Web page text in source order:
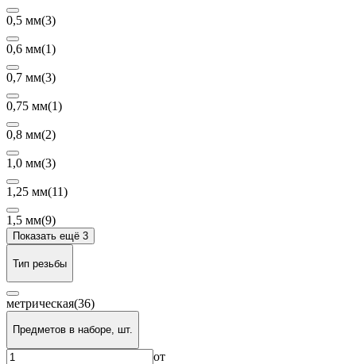
0,5 мм(3)
0,6 мм(1)
0,7 мм(3)
0,75 мм(1)
0,8 мм(2)
1,0 мм(3)
1,25 мм(11)
1,5 мм(9)
Показать ещё 3
Тип резьбы
метрическая(36)
Предметов в наборе, шт.
от